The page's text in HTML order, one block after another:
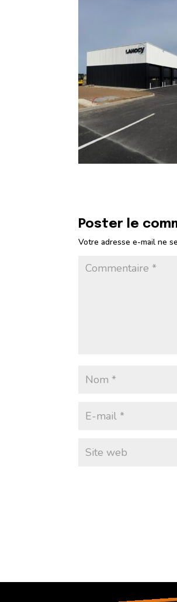
Poster le
Votre adresse e-mail ne